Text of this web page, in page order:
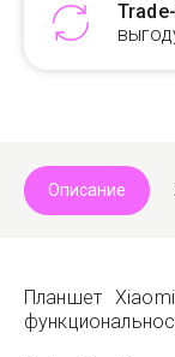
Описание
Планшет